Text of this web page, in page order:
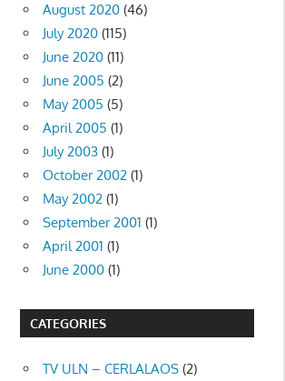
August 2020 (46)
July 2020 (115)
June 2020 (11)
June 2005 (2)
May 2005 (5)
April 2005 (1)
July 2003 (1)
October 2002 (1)
May 2002 (1)
September 2001 (1)
April 2001 (1)
June 2000 (1)
CATEGORIES
TV ULN – CERLALAOS (2)